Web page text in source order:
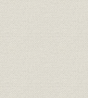
合会役員名簿 平成8年度
員名簿 平成8年度
会歴代会長・
昭和20年9